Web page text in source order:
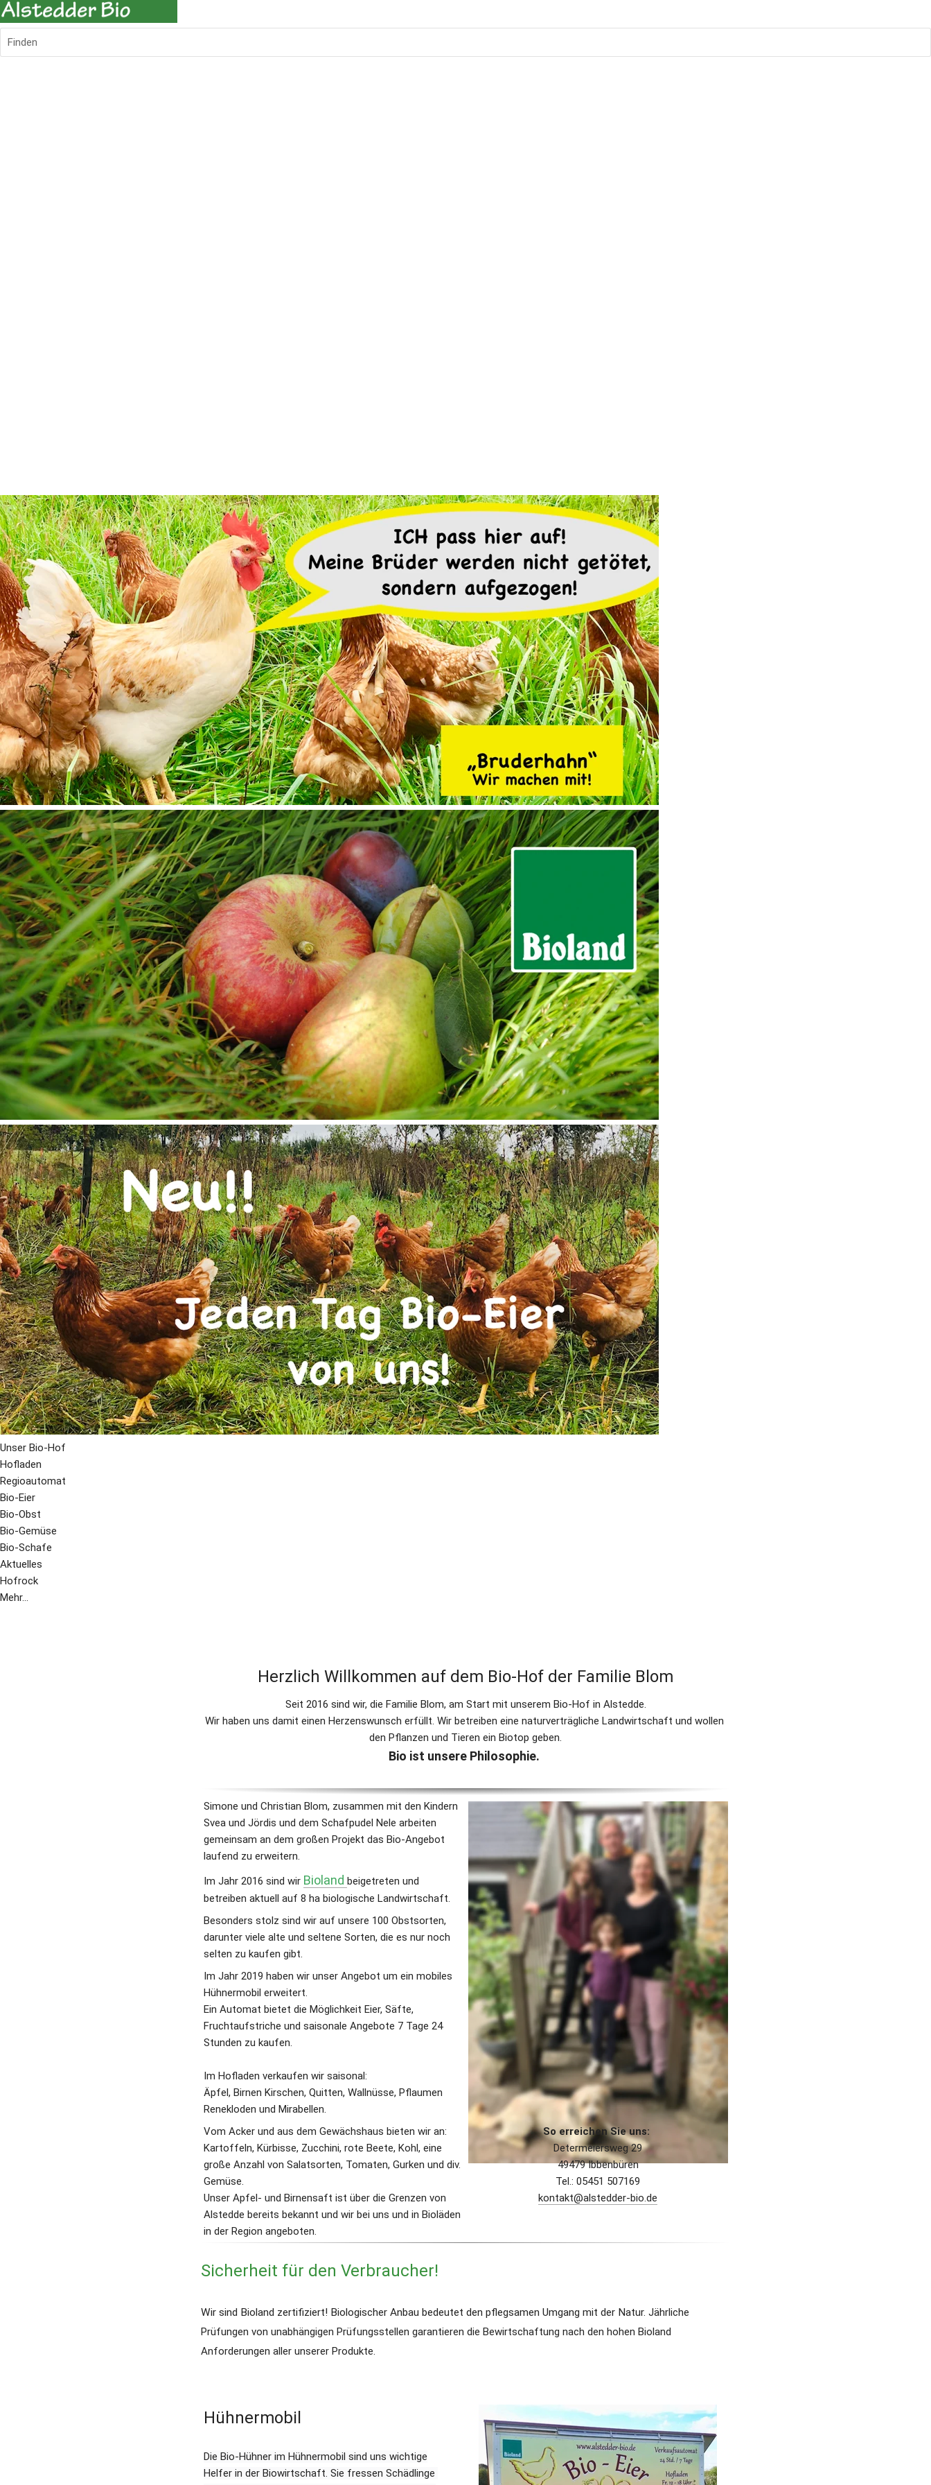
Finden
Unser Bio-Hof
Hofladen
Regioautomat
Bio-Eier
Bio-Obst
Bio-Gemüse
Bio-Schafe
Aktuelles
Hofrock
Mehr...
​​Herzlich Willkommen auf dem Bio-Hof der Familie Blom
Seit 2016 sind wir, die Familie Blom, am Start mit unserem Bio-Hof in Alstedde.
Wir haben uns damit einen Herzenswunsch erfüllt. Wir betreiben eine naturverträgliche Landwirtschaft und wollen
den Pflanzen und Tieren ein Biotop geben.
Bio ist unsere Philosophie.
Simone und Christian Blom, zusammen mit den Kindern
Svea und Jördis und dem Schafpudel Nele arbeiten
gemeinsam an dem großen Projekt das Bio-Angebot
laufend zu erweitern.
Im Jahr 2016 sind wir Bioland beigetreten und
betreiben aktuell auf 8 ha biologische Landwirtschaft.
Besonders stolz sind wir auf unsere 100 Obstsorten,
darunter viele alte und seltene Sorten, die es nur noch
selten zu kaufen gibt.
Im Jahr 2019 haben wir unser Angebot um ein mobiles
Hühnermobil erweitert.
Ein Automat bietet die Möglichkeit Eier, Säfte,
Fruchtaufstriche und saisonale Angebote 7 Tage 24
Stunden zu kaufen.
Im Hofladen verkaufen wir saisonal:
Äpfel, Birnen Kirschen, Quitten, Wallnüsse, Pflaumen
Renekloden und Mirabellen.
Vom Acker und aus dem Gewächshaus bieten wir an:
Kartoffeln, Kürbisse, Zucchini, rote Beete, Kohl, eine
große Anzahl von Salatsorten, Tomaten, Gurken und div.
Gemüse.
Unser Apfel- und Birnensaft ist über die Grenzen von
Alstedde bereits bekannt und wir bei uns und in Bioläden
in der Region angeboten.
So erreichen Sie uns:
Determeiersweg 29
49479 Ibbenbüren
Tel.: 05451 507169
kontakt@alstedder-bio.de
Sicherheit für den Verbraucher!
Wir sind Bioland zertifiziert! Biologischer Anbau bedeutet den pflegsamen Umgang mit der Natur. Jährliche
Prüfungen von unabhängigen Prüfungsstellen garantieren die Bewirtschaftung nach den hohen Bioland
Anforderungen aller unserer Produkte.
Hühnermobil​​
Die Bio-Hühner im Hühnermobil sind uns wichtige
Helfer in der Biowirtschaft. Sie fressen Schädlinge